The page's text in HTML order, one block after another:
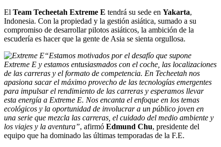
El Team Techeetah Extreme E tendrá su sede en Yakarta,
Indonesia. Con la propiedad y la gestión asiática, sumado a su
compromiso de desarrollar pilotos asiáticos, la ambición de la
escudería es hacer que la gente de Asia se sienta orgullosa.
“Estamos motivados por el desafío que supone
Extreme E y estamos entusiasmados con el coche, las localizaciones
de las carreras y el formato de competencia. En Techeetah nos
apasiona sacar el máximo provecho de las tecnologías emergentes
para impulsar el rendimiento de las carreras y esperamos llevar
esta energía a Extreme E. Nos encanta el enfoque en los temas
ecológicos y la oportunidad de involucrar a un público joven en
una serie que mezcla las carreras, el cuidado del medio ambiente y
los viajes y la aventura”, afirmó Edmund Chu, presidente del
equipo que ha dominado las últimas temporadas de la F.E.